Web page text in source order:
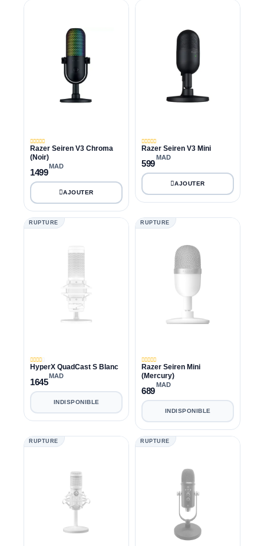
Razer Seiren V3 Chroma
(Noir)
1499
MAD
Razer Seiren V3 Mini
599
MAD
RUPTURE
HyperX QuadCast S Blanc
1645
MAD
INDISPONIBLE
RUPTURE
Razer Seiren Mini
(Mercury)
689
MAD
INDISPONIBLE
RUPTURE RUPTURE